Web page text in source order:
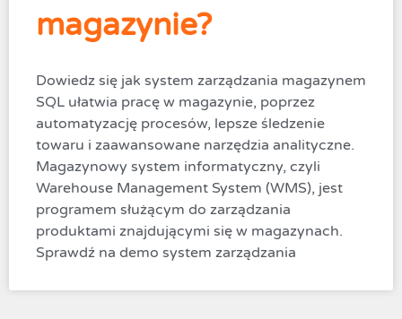
magazynie?
Dowiedz się jak system zarządzania magazynem
SQL ułatwia pracę w magazynie, poprzez
automatyzację procesów, lepsze śledzenie
towaru i zaawansowane narzędzia analityczne.
Magazynowy system informatyczny, czyli
Warehouse Management System (WMS), jest
programem służącym do zarządzania
produktami znajdującymi się w magazynach.
Sprawdź na demo system zarządzania